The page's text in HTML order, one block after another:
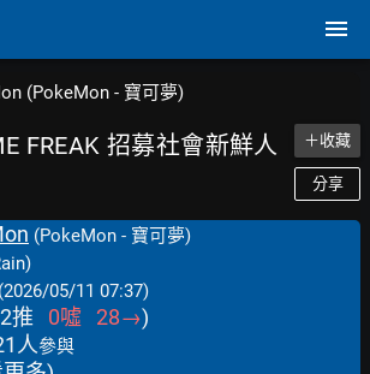
(PokeMon - 寶可夢)
FREAK 招募社會新鮮人 ＋收藏
分享
(PokeMon - 寶可夢)
(2026/05/11 07:37)
推 0噓 28→)
人參與